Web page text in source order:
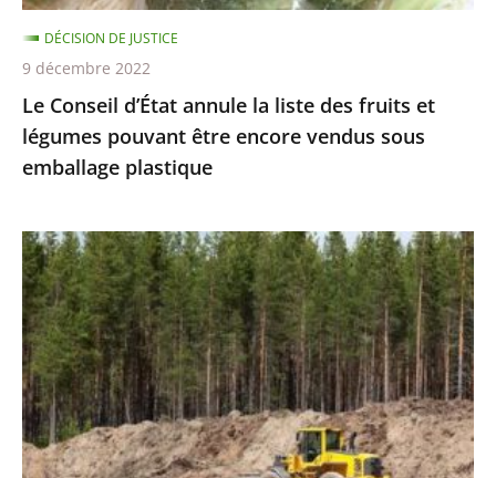
légumes
pouvant
être
encore
vendus
sous
plastique
Le Conseil d’État annule la liste des fruits et
légumes pouvant être encore vendus sous
emballage plastique
DÉCISION DE JUSTICE
9 décembre 2022
Réalisation
de
travaux
et
protection
des
espèces
protégées